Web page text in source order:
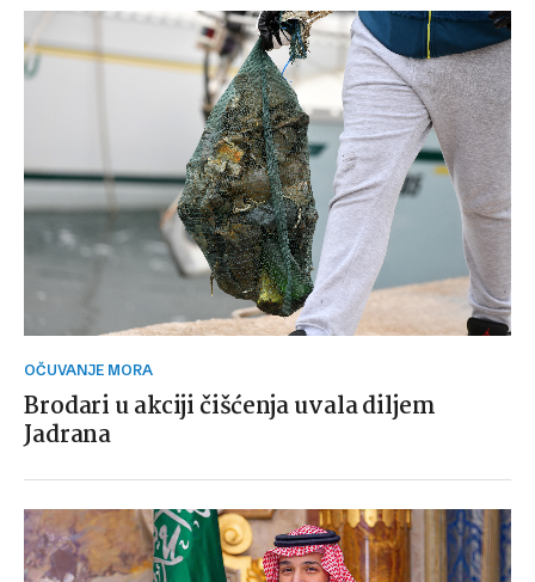
OČUVANJE MORA
Brodari u akciji čišćenja uvala diljem
Jadrana